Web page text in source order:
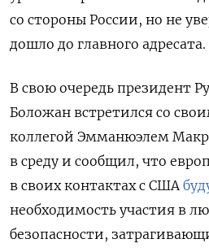
со стороны России, но не
дошло до главного адресата.
В свою очередь президент
Боложан встретился со
коллегой Эмманюэлем
в среду и сообщил, что
в своих контактах с США
необходимость участия в
безопасности,